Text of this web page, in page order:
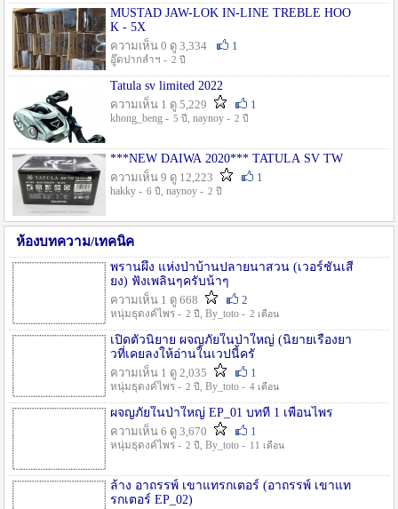
MUSTAD JAW-LOK IN-LINE TREBLE HOO
K - 5X
ความเห็น 0 ดู 3,334
1
อู๊ดปากลำฯ - 2 ปี
Tatula sv limited 2022
ความเห็น 1 ดู 5,229
1
khong_beng - 5 ปี , naynoy - 2 ปี
***NEW DAIWA 2020*** TATULA SV TW
ความเห็น 9 ดู 12,223
1
hakky - 6 ปี , naynoy - 2 ปี
ห้องบทความ/เทคนิค
พรานผึ้ง แห่งป่าบ้านปลายนาสวน (เวอร์ชั่นเสี
ยง) ฟังเพลินๆครับน้าๆ
ความเห็น 1 ดู 668
2
หนุ่มธุดงค์ไพร - 2 ปี , By_toto - 2 เดือน
เปิดตัวนิยาย ผจญภัยในป่าใหญ่ (นิยายเรื่องยา
วที่เคยลงให้อ่านในเวปนี้ครั
ความเห็น 1 ดู 2,035
1
หนุ่มธุดงค์ไพร - 2 ปี , By_toto - 4 เดือน
ผจญภัยในป่าใหญ่ EP_01 บทที่ 1 เพื่อนไพร
ความเห็น 6 ดู 3,670
1
หนุ่มธุดงค์ไพร - 2 ปี , By_toto - 11 เดือน
ล้าง อาถรรพ์ เขาแทรกเตอร์ (อาถรรพ์ เขาแท
รกเตอร์ EP_02)